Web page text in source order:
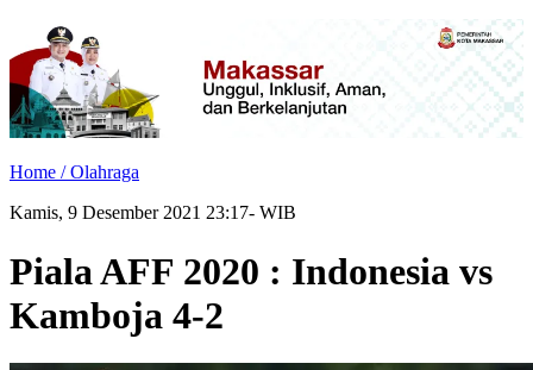
Home /Olahraga
Kamis, 9 Desember 2021 23:17- WIB
Piala AFF 2020 : Indonesia vs
Kamboja 4-2